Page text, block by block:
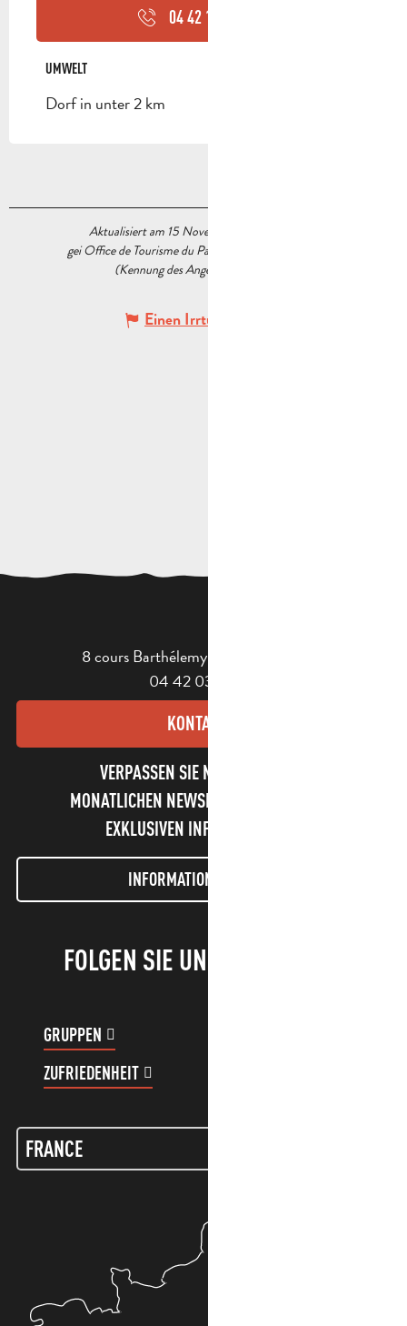
04 42 18 19
UMWELT
UMWELT
Dorf in unter 2 km
Aktualisiert am 15 November 2022 Um 16:34
gei Office de Tourisme du Pays d’Aubagne et de l’Étoile
(Kennung des Angebots :
Einen Irrtum angeben
8 cours Barthélemy - 13400 Aubagne
04 42 03 49 98
KONTAKT
VERPASSEN SIE NICHT UNSEREN
MONATLICHEN NEWSLETTER UND UNSERE
EXKLUSIVEN INFORMATIONEN!
INFORMATIONEN LETTER
FOLGEN SIE UNS!
GRUPPEN
ZUFRIEDENHEIT